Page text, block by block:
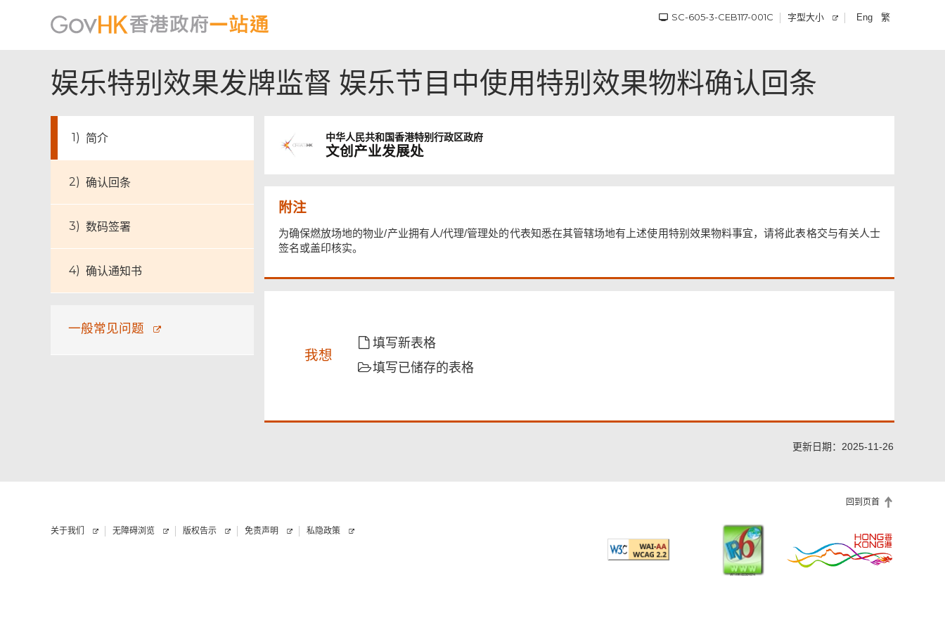
SC-605-3-CEB117-001C 字型大小 Eng 繁
娱乐特别效果发牌监督 娱乐节目中使用特别效果物料确认回条
简介
确认回条
数码签署
确认通知书
一般常见问题
中华人民共和国香港特别行政区政府
文创产业发展处
附注
为确保燃放场地的物业/产业拥有人/代理/管理处的代表知悉在其管辖场地有上述使用特别效果物料事宜，请将此表格交与有关人士
签名或盖印核实。
我想
填写新表格
填写已储存的表格
更新日期：2025-11-26
回到页首
关于我们 无障碍浏览 版权告示 免责声明 私隐政策